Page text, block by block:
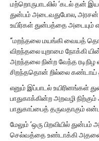
மற்றொருபாடலில் ‘கடல் தன்
துன்பம் அடைவதுபோல,
உயிர்கள் துன்பத்தை அடையும்
“மறந்தலை மயங்கி வையத்
விறந்தலை யுறாமை நோக்கி
அறந்தலை நின்ற வேந்த ரடிநிழ
சிறந்ததொன் றில்லை கண்டாய்
எனும் இப்பாடல் உயிரினங்கள்
பாதுகாக்கின்ற அறவழி
பாதுகாப்பைத் தருவதாகும்
மேலும் ‘ஒரு பிறவியில்
செல்வத்தை உண்டாக்கி